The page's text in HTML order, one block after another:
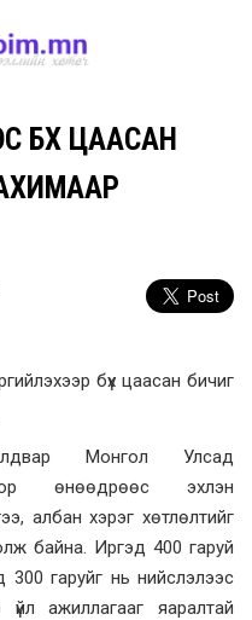
БҮХ ЦААСАН
бүх цаасан бичиг
Монгол Улсад
өнөөдрөөс эхлэн
албан хэрэг хөтлөлтийг
байна. Иргэд 400 гаруй
300 гаруйг нь нийслэлээс
үйл ажиллагааг яаралтай